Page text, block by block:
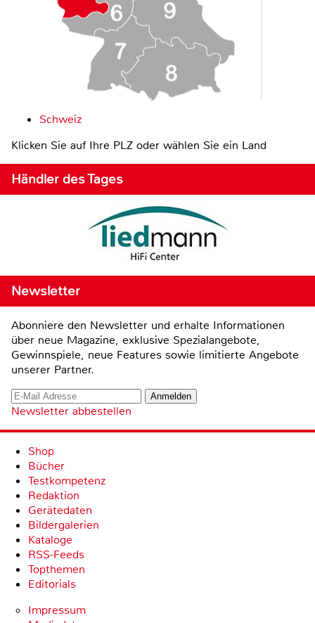
Schweiz
Klicken Sie auf Ihre PLZ oder wählen Sie ein Land
Händler des Tages
Newsletter
Abonniere den Newsletter und erhalte Informationen
über neue Magazine, exklusive Spezialangebote,
Gewinnspiele, neue Features sowie limitierte Angebote
unserer Partner.
Newsletter abbestellen
Shop
Bücher
Testkompetenz
Redaktion
Gerätedaten
Bildergalerien
Kataloge
RSS-Feeds
Topthemen
Editorials
Impressum